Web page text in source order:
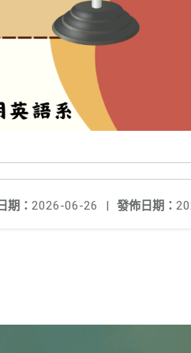
發佈日期：
期： 2026-06-26 |